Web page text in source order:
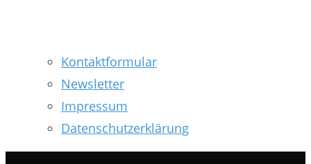
Kontaktformular
Newsletter
Impressum
Datenschutzerklärung